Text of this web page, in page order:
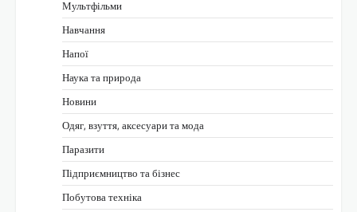
Мультфільми
Навчання
Напої
Наука та природа
Новини
Одяг, взуття, аксесуари та мода
Паразити
Підприємництво та бізнес
Побутова техніка